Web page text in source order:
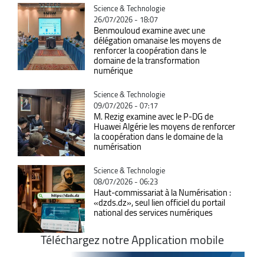
Catégorie
Science & Technologie
26/07/2026 - 18:07
Benmouloud examine avec une
délégation omanaise les moyens de
renforcer la coopération dans le
domaine de la transformation
numérique
Catégorie
Science & Technologie
09/07/2026 - 07:17
M. Rezig examine avec le P-DG de
Huawei Algérie les moyens de renforcer
la coopération dans le domaine de la
numérisation
Catégorie
Science & Technologie
08/07/2026 - 06:23
Haut-commissariat à la Numérisation :
«dzds.dz», seul lien officiel du portail
national des services numériques
Téléchargez notre Application mobile